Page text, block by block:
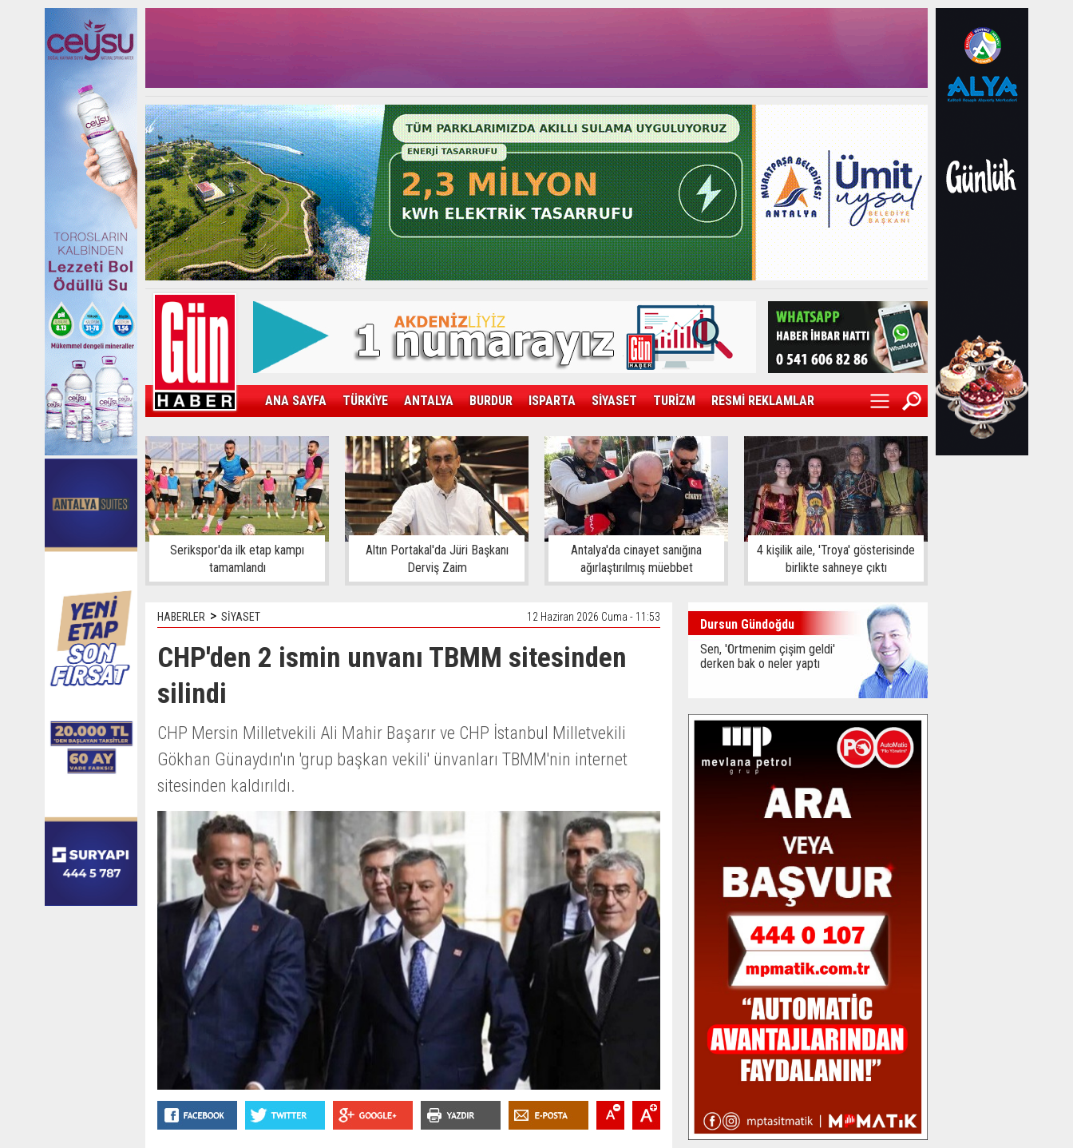
ANA SAYFA TÜRKİYE ANTALYA BURDUR ISPARTA SİYASET TURİZM RESMİ REKLAMLAR
KAMPÜS SPOR GÜN'ÜN ÜRÜNÜ SAĞLIK EKONOMİ DÜNYA
Serikspor'da ilk etap kampı
tamamlandı
Altın Portakal'da Jüri Başkanı
Derviş Zaim
Antalya'da cinayet sanığına
ağırlaştırılmış müebbet
4 kişilik aile, 'Troya' gösterisinde
birlikte sahneye çıktı
HABERLER > SİYASET 12 Haziran 2026 Cuma - 11:53
CHP'den 2 ismin unvanı TBMM sitesinden
silindi
CHP Mersin Milletvekili Ali Mahir Başarır ve CHP İstanbul Milletvekili
Gökhan Günaydın'ın 'grup başkan vekili' ünvanları TBMM'nin internet
sitesinden kaldırıldı.
Dursun Gündoğdu
Sen, 'Örtmenim çişim geldi'
derken bak o neler yaptı